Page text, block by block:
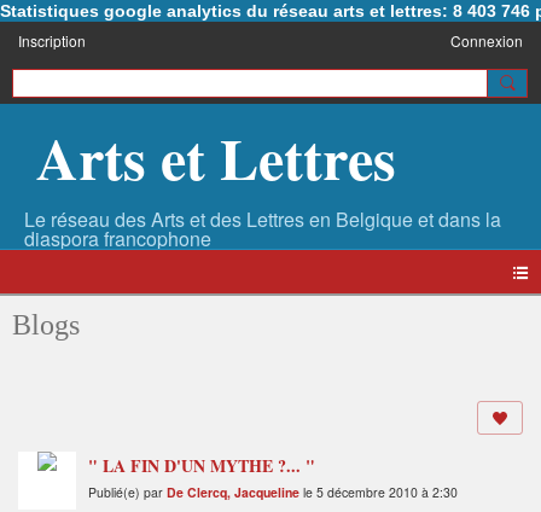
Statistiques google analytics du réseau arts et lettres: 8 403 746
Inscription Connexion
Arts et Lettres
Blogs
" LA FIN D'UN MYTHE ?... "
Publié(e) par De Clercq, Jacqueline le 5 décembre 2010 à 2:30